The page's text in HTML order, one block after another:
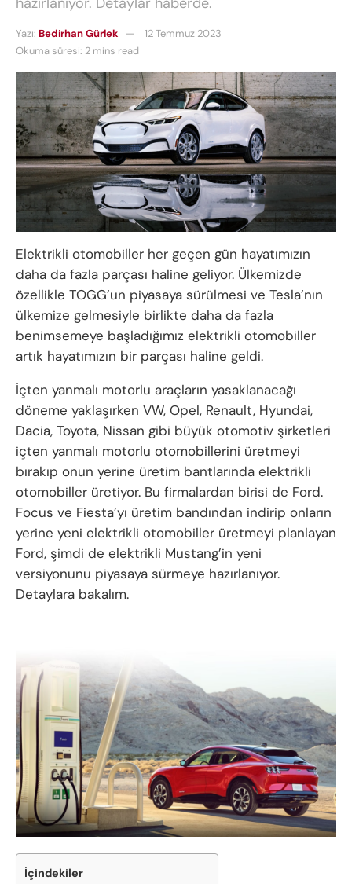
Yazı: Bedirhan Gürlek
12 Temmuz 2023
Okuma süresi: 2 mins read
Elektrikli otomobiller her geçen gün hayatımızın
daha da fazla parçası haline geliyor. Ülkemizde
özellikle TOGG’un piyasaya sürülmesi ve Tesla’nın
ülkemize gelmesiyle birlikte daha da fazla
benimsemeye başladığımız elektrikli otomobiller
artık hayatımızın bir parçası haline geldi.
İçten yanmalı motorlu araçların yasaklanacağı
döneme yaklaşırken VW, Opel, Renault, Hyundai,
Dacia, Toyota, Nissan gibi büyük otomotiv şirketleri
içten yanmalı motorlu otomobillerini üretmeyi
bırakıp onun yerine üretim bantlarında elektrikli
otomobiller üretiyor. Bu firmalardan birisi de Ford.
Focus ve Fiesta’yı üretim bandından indirip onların
yerine yeni elektrikli otomobiller üretmeyi planlayan
Ford, şimdi de elektrikli Mustang’in yeni
versiyonunu piyasaya sürmeye hazırlanıyor.
Detaylara bakalım.
İçindekiler